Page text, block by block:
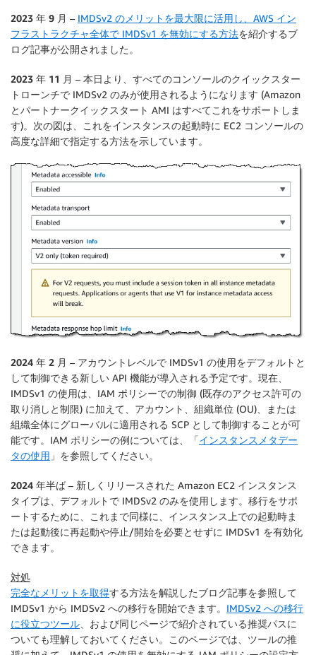
2023 年 9 月 – IMDSv2 のメリットを最大限に活用し、AWS イン
フラストラクチャ全体で IMDSv1 を無効にする方法を紹介するブ
ログ記事が公開されました。
2023 年 11 月 – 本日より、すべてのコンソールのクイックスター
トローンチで IMDSv2 のみが使用されるようになります (Amazon
とパートナークイックスタート AMI はすべてこれをサポートしま
す)。次の図は、これをインスタンスの起動時に EC2 コンソールの
高度な詳細で指定する方法を示しています。
2024 年 2 月 – アカウントレベルで IMDSv1 の使用をデフォルトと
して制御できる新しい API 機能が導入される予定です。現在、
IMDSv1 の使用は、IAM ポリシーでの制御 (既存のアクセス許可の
取り消しと制限) に加えて、アカウント、組織単位 (OU)、または
組織全体にグローバルに適用される SCP として制御することが可
能です。IAM ポリシーの例については、「インスタンスメタデー
タの使用 」を参照してください。
2024 年半ば – 新しくリリースされた Amazon EC2 インスタンス
タイプは、デフォルトで IMDSv2 のみを使用します。移行をサポ
ートするために、これまで同様に、インスタンス上での起動時ま
たは起動後に再起動や停止/開始を必要とせずに IMDSv1 を有効化
できます。
対処
完全なメリットを取得する方法を解説したブログ記事を参照して
IMDSv1 から IMDSv2 への移行を開始できます。 IMDSv2 への移行
に役立つツール 、および同じページで紹介されている推奨パスに
ついても理解しておいてください。このページでは、ツールの推